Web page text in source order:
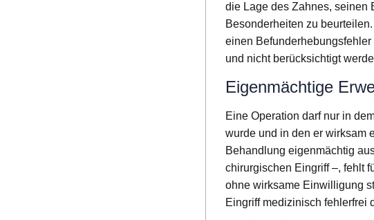
die Lage des Zahnes, seinen
Besonderheiten zu
einen
und nicht berücksichtigt
Eigenmächtige
Eine Operation darf nur in
wurde und in den er wirksam
Behandlung eigenmächtig
chirurgischen Eingriff –, fehlt
ohne wirksame Einwilligung
Eingriff medizinisch fehlerfrei